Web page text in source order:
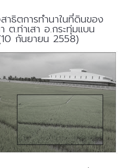
าธิตการทำนาในที่ดินของ
.ท่าเสา อ.กระทุ่มแบน
กันยายน 2558)